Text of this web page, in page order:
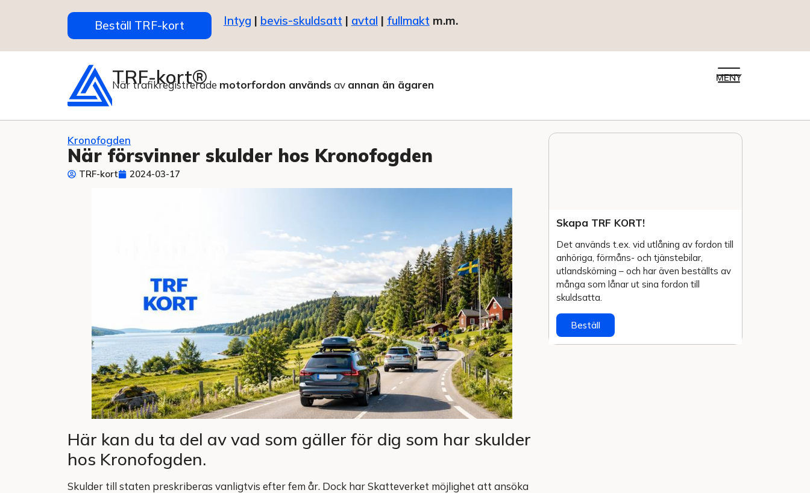
Beställ TRF-kort Intyg | bevis-skuldsatt | avtal | fullmakt m.m.
TRF-kort®
När trafikregistrerade motorfordon används av annan än ägaren
MENY
Kronofogden
När försvinner skulder hos Kronofogden
TRF-kort 2024-03-17
Här kan du ta del av vad som gäller för dig som har skulder
hos Kronofogden.
Skulder till staten preskriberas vanligtvis efter fem år. Dock har Skatteverket möjlighet att ansöka
Skapa TRF KORT!
Det används t.ex. vid utlåning av fordon till
anhöriga, förmåns- och tjänstebilar,
utlands­körning – och har även beställts av
många som lånar ut sina fordon till
skuldsatta.
Beställ